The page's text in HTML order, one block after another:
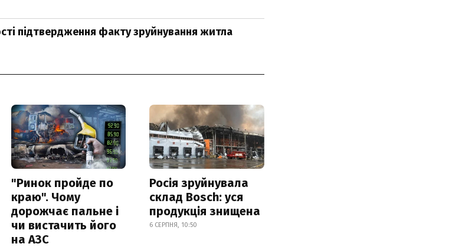
підтвердження факту зруйнування житла
"Ринок пройде по
краю". Чому
дорожчає пальне і
чи вистачить його
на АЗС
Росія зруйнувала
склад Bosch: уся
продукція знищена
6 СЕРПНЯ, 10:50